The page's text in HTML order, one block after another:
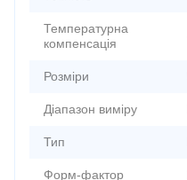
Температурна
компенсація
Розміри
Діапазон виміру
Тип
Форм-фактор